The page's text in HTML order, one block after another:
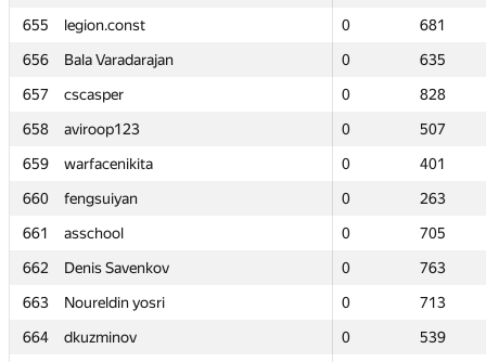
655
legion.const 0
681
656
Bala Varadarajan 0
635
657
cscasper 0
828
658
aviroop123 0
507
659
warfacenikita 0
401
660
fengsuiyan 0
263
661
asschool 0
705
662
Denis Savenkov 0
763
663
Noureldin yosri 0
713
664
dkuzminov 0
539
655
legion.const 0
681
656
Bala Varadarajan 0
635
657
cscasper 0
828
658
aviroop123 0
507
659
warfacenikita 0
401
660
fengsuiyan 0
263
661
asschool 0
705
662
Denis Savenkov 0
763
663
Noureldin yosri 0
713
664
dkuzminov 0
539